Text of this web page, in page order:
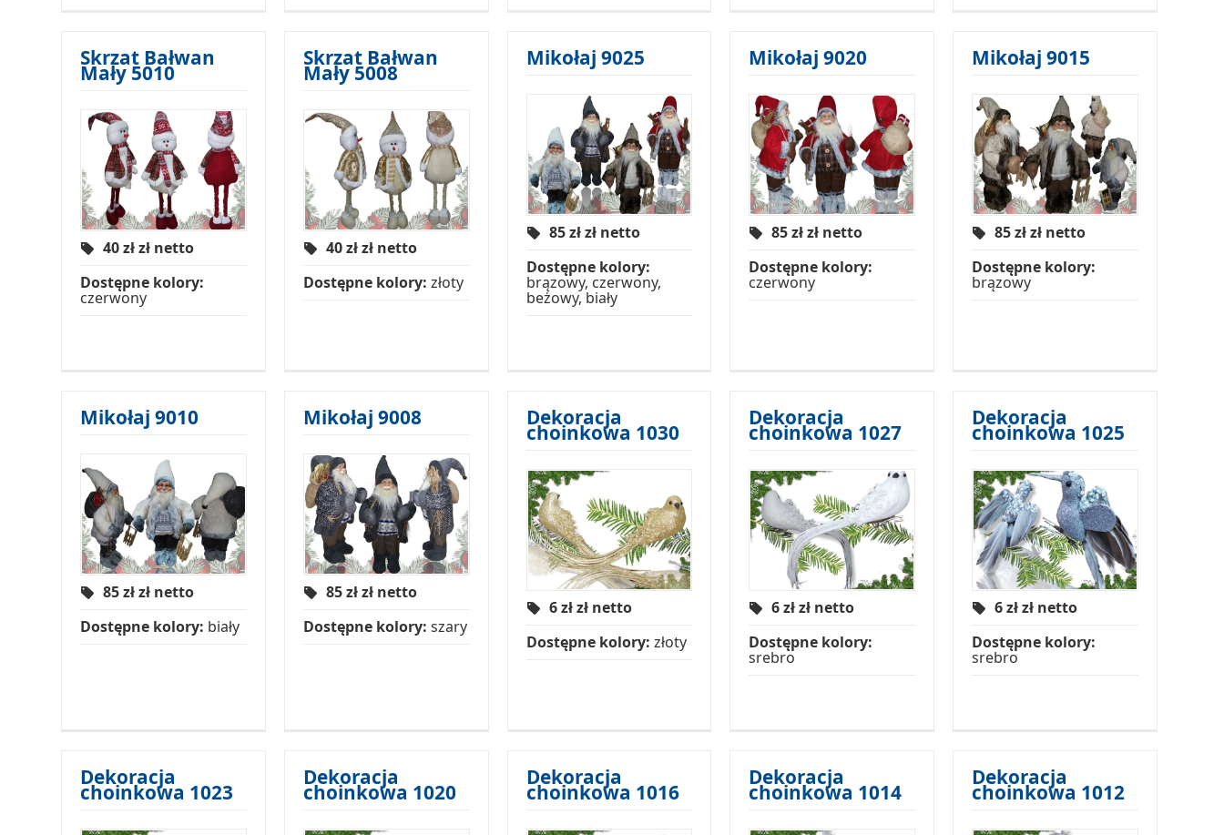
Skrzat Bałwan
Mały 5010
40 złzł netto
Dostępne kolory:
czerwony
Skrzat Bałwan
Mały 5008
40 złzł netto
Dostępne kolory: złoty
Mikołaj 9025
85 złzł netto
Dostępne kolory:
brązowy, czerwony,
beżowy, biały
Mikołaj 9020
85 złzł netto
Dostępne kolory:
czerwony
Mikołaj 9015
85 złzł netto
Dostępne kolory:
brązowy
Mikołaj 9010
85 złzł netto
Dostępne kolory: biały
Mikołaj 9008
85 złzł netto
Dostępne kolory: szary
Dekoracja
choinkowa 1030
6 złzł netto
Dostępne kolory: złoty
Dekoracja
choinkowa 1027
6 złzł netto
Dostępne kolory:
srebro
Dekoracja
choinkowa 1025
6 złzł netto
Dostępne kolory:
srebro
Dekoracja
choinkowa 1023
Dekoracja
choinkowa 1020
Dekoracja
choinkowa 1016
Dekoracja
choinkowa 1014
Dekoracja
choinkowa 1012